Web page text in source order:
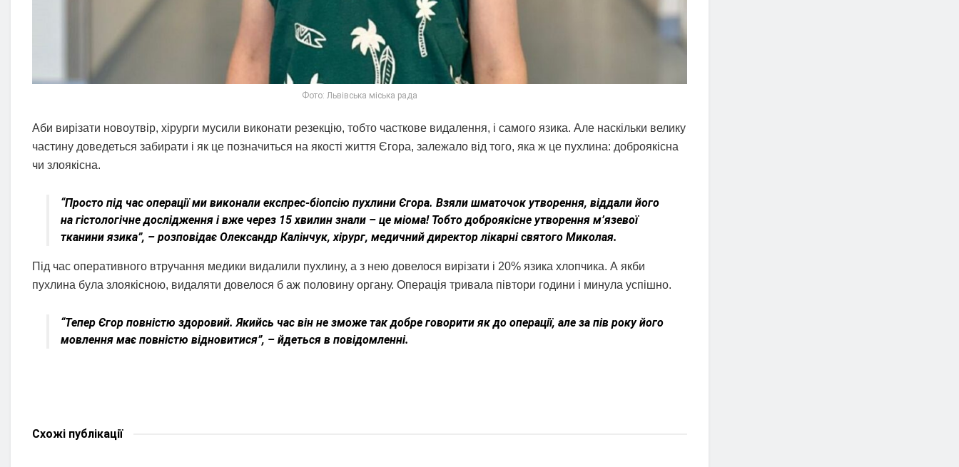
Фото: Львівська міська рада
Аби вирізати новоутвір, хірурги мусили виконати резекцію, тобто часткове видалення, і самого язика. Але наскільки велику
частину доведеться забирати і як це позначиться на якості життя Єгора, залежало від того, яка ж це пухлина: доброякісна
чи злоякісна.
“Просто під час операції ми виконали експрес-біопсію пухлини Єгора. Взяли шматочок утворення, віддали його
на гістологічне дослідження і вже через 15 хвилин знали – це міома! Тобто доброякісне утворення м’язевої
тканини язика”, – розповідає Олександр Калінчук, хірург, медичний директор лікарні святого Миколая.
Під час оперативного втручання медики видалили пухлину, а з нею довелося вирізати і 20% язика хлопчика. А якби
пухлина була злоякісною, видаляти довелося б аж половину органу. Операція тривала півтори години і минула успішно.
“Тепер Єгор повністю здоровий. Якийсь час він не зможе так добре говорити як до операції, але за пів року його
мовлення має повністю відновитися”, – йдеться в повідомленні.
Схожі публікації